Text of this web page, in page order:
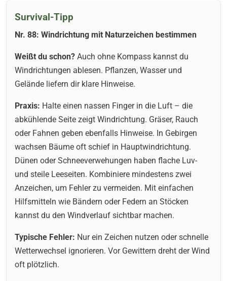
Survival-Tipp
Nr. 88: Windrichtung mit Naturzeichen bestimmen
Weißt du schon? Auch ohne Kompass kannst du
Windrichtungen ablesen. Pflanzen, Wasser und
Gelände liefern dir klare Hinweise.
Praxis: Halte einen nassen Finger in die Luft – die
abkühlende Seite zeigt Windrichtung. Gräser, Rauch
oder Fahnen geben ebenfalls Hinweise. In Gebirgen
wachsen Bäume oft schief in Hauptwindrichtung.
Dünen oder Schneeverwehungen haben flache Luv-
und steile Leeseiten. Kombiniere mindestens zwei
Anzeichen, um Fehler zu vermeiden. Mit einfachen
Hilfsmitteln wie Bändern oder Federn an Stöcken
kannst du den Windverlauf sichtbar machen.
Typische Fehler: Nur ein Zeichen nutzen oder schnelle
Wetterwechsel ignorieren. Vor Gewittern dreht der Wind
oft plötzlich.